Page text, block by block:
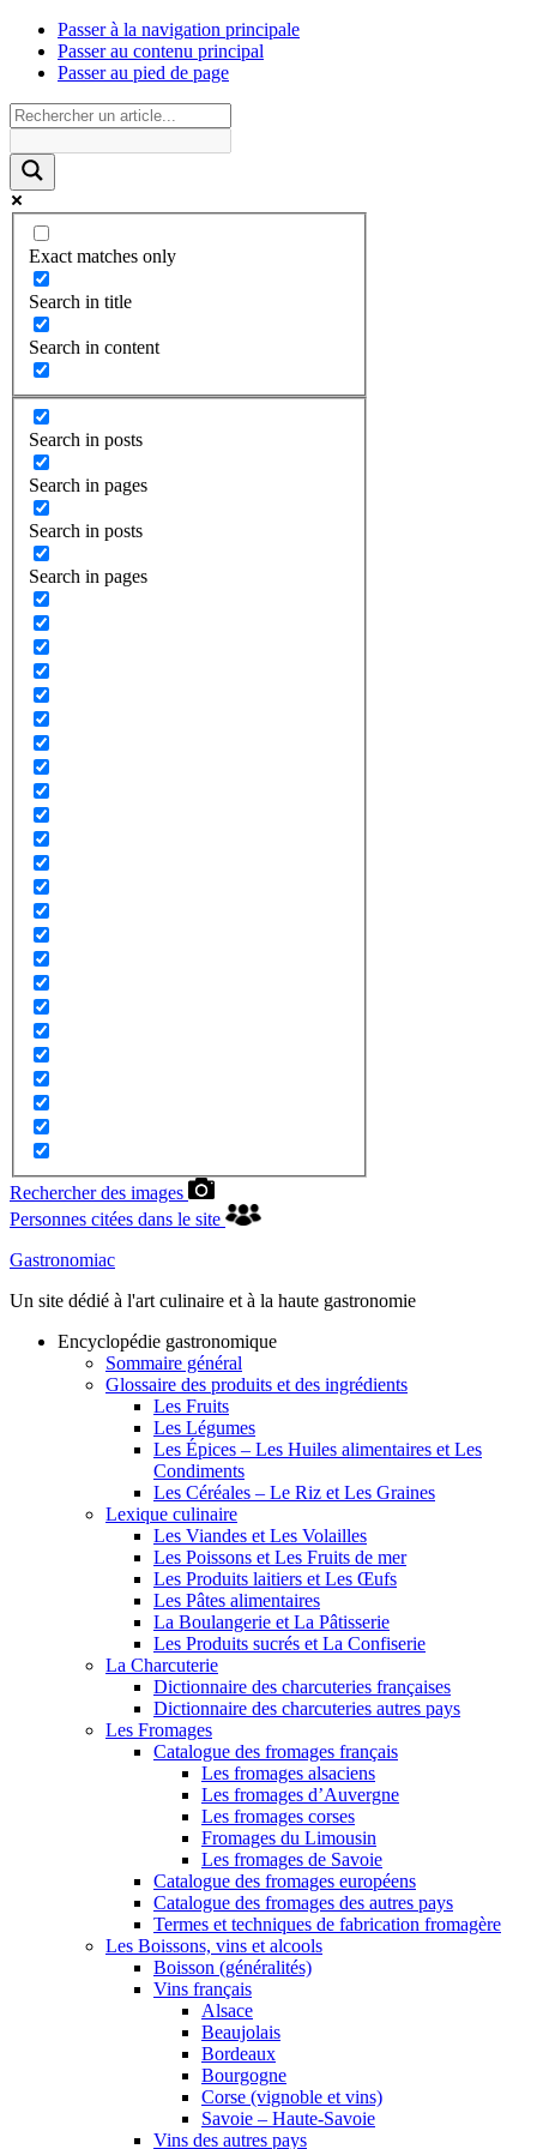
Passer à la navigation principale
Passer au contenu principal
Passer au pied de page
Exact matches only
Search in title
Search in content
Search in posts
Search in pages
Search in posts
Search in pages
Rechercher des images
Personnes citées dans le site
Gastronomiac
Un site dédié à l'art culinaire et à la haute gastronomie
Encyclopédie gastronomique
Sommaire général
Glossaire des produits et des ingrédients
Les Fruits
Les Légumes
Les Épices – Les Huiles alimentaires et Les
Condiments
Les Céréales – Le Riz et Les Graines
Lexique culinaire
Les Viandes et Les Volailles
Les Poissons et Les Fruits de mer
Les Produits laitiers et Les Œufs
Les Pâtes alimentaires
La Boulangerie et La Pâtisserie
Les Produits sucrés et La Confiserie
La Charcuterie
Dictionnaire des charcuteries françaises
Dictionnaire des charcuteries autres pays
Les Fromages
Catalogue des fromages français
Les fromages alsaciens
Les fromages d’Auvergne
Les fromages corses
Fromages du Limousin
Les fromages de Savoie
Catalogue des fromages européens
Catalogue des fromages des autres pays
Termes et techniques de fabrication fromagère
Les Boissons, vins et alcools
Boisson (généralités)
Vins français
Alsace
Beaujolais
Bordeaux
Bourgogne
Corse (vignoble et vins)
Savoie – Haute-Savoie
Vins des autres pays